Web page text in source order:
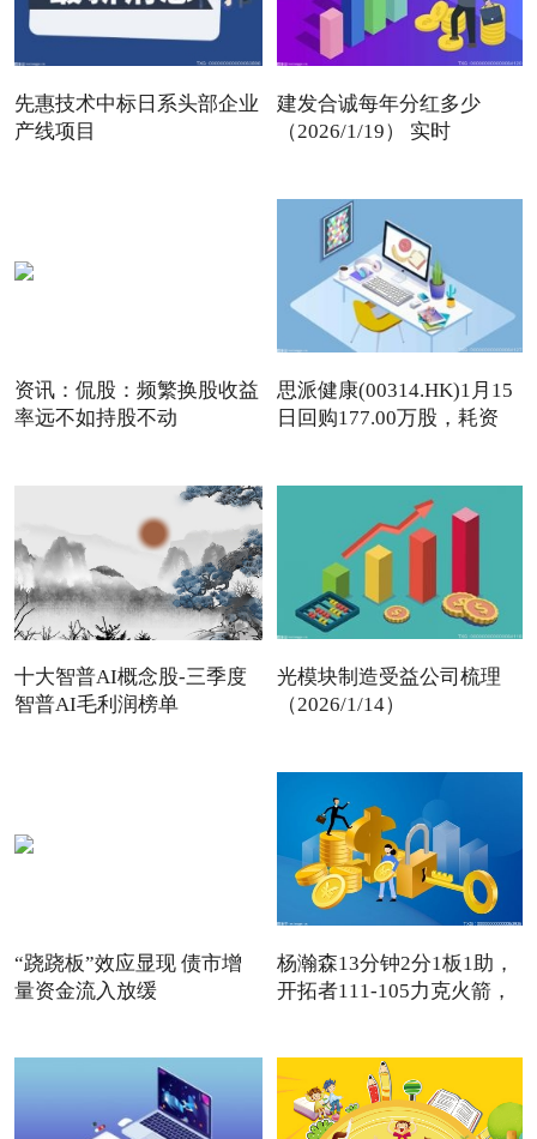
先惠技术中标日系头部企业
产线项目
建发合诚每年分红多少
（2026/1/19） 实时
资讯：侃股：频繁换股收益
率远不如持股不动
思派健康(00314.HK)1月15
日回购177.00万股，耗资
十大智普AI概念股-三季度
智普AI毛利润榜单
光模块制造受益公司梳理
（2026/1/14）
“跷跷板”效应显现 债市增
量资金流入放缓
杨瀚森13分钟2分1板1助，
开拓者111-105力克火箭，